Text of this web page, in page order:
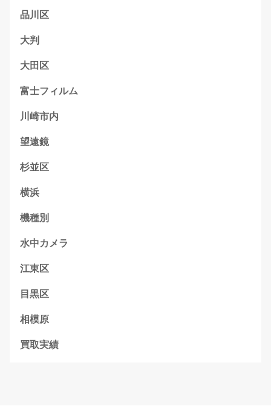
品川区
大判
大田区
富士フィルム
川崎市内
望遠鏡
杉並区
横浜
機種別
水中カメラ
江東区
目黒区
相模原
買取実績